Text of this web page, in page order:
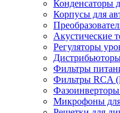
Конденсаторы
Корпусы для
Акустические
Регуляторы
Фильтры
Фильтры RCA
Фазоинверторы
Микрофоны